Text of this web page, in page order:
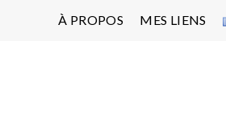
À PROPOS MES LIENS